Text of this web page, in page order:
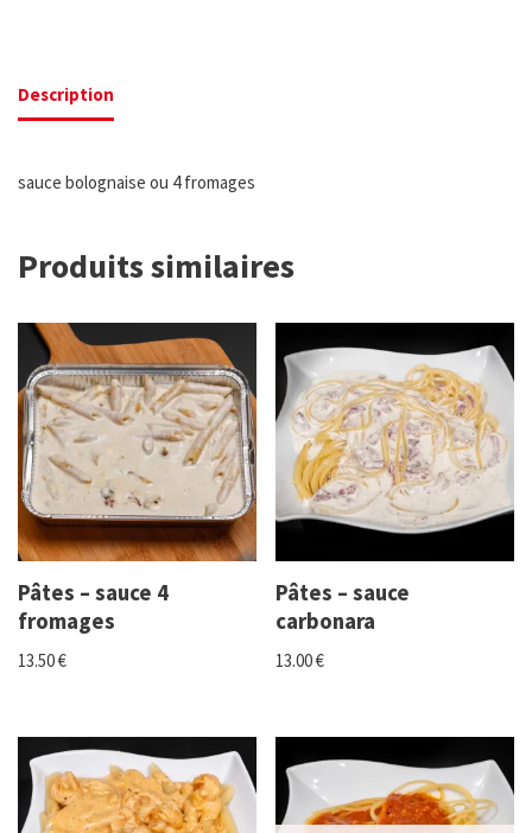
Description
sauce bolognaise ou 4 fromages
Produits similaires
Pâtes – sauce 4
fromages
13.50€
Pâtes – sauce
carbonara
13.00€